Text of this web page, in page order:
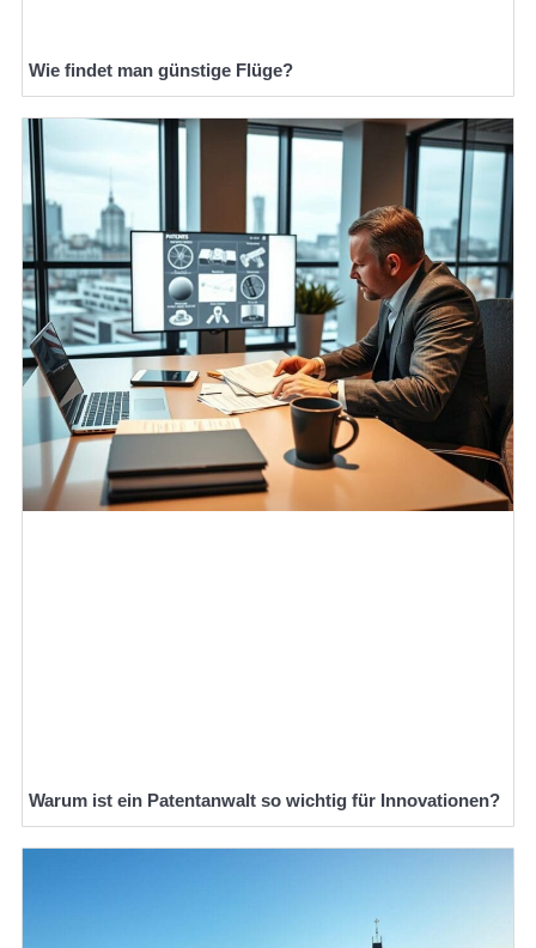
Wie findet man günstige Flüge?
Warum ist ein Patentanwalt so wichtig für Innovationen?